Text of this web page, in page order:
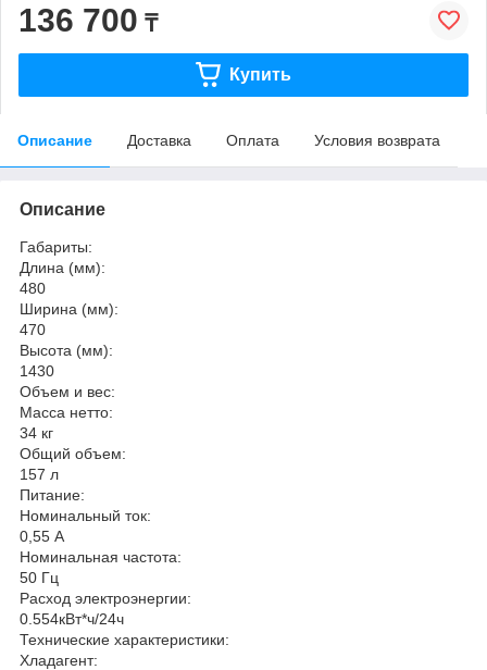
136 700 ₸
Купить
Описание Доставка Оплата Условия возврата
Описание
Габариты:
Длина (мм):
480
Ширина (мм):
470
Высота (мм):
1430
Объем и вес:
Масса нетто:
34 кг
Общий объем:
157 л
Питание:
Номинальный ток:
0,55 А
Номинальная частота:
50 Гц
Расход электроэнергии:
0.554кВт*ч/24ч
Технические характеристики:
Хладагент: